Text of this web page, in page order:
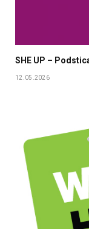
SHE UP –
12.05.2026